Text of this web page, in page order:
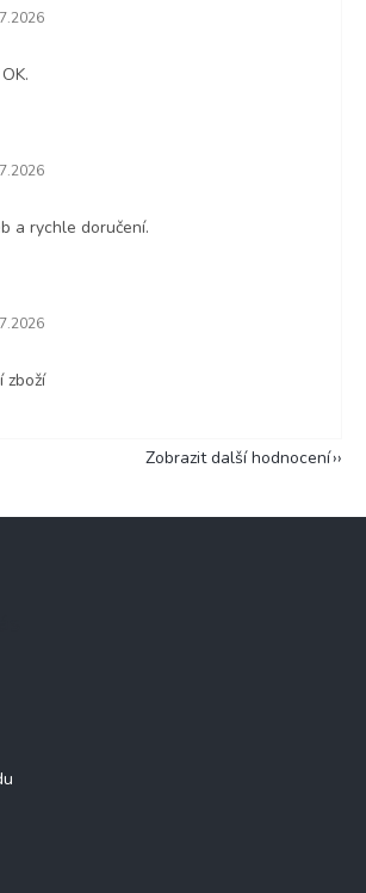
obchodu je 5 z 5 hvězdiček.
obchodu je 5 z 5 hvězdiček.
a rychle doručení.
obchodu je 5 z 5 hvězdiček.
zboží
Zobrazit další hodnocení